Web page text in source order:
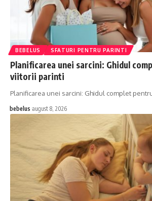
BEBELUS SFATURI PENTRU PARINTI
Planificarea unei sarcini: Ghidul
viitorii parinti
Planificarea unei sarcini: Ghidul complet
bebelus august 8, 2026